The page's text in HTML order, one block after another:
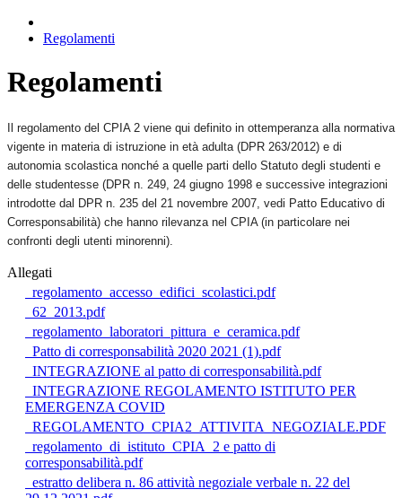
Regolamenti
Regolamenti
Il regolamento del CPIA 2 viene qui definito in ottemperanza alla normativa
vigente in materia di istruzione in età adulta (DPR 263/2012) e di
autonomia scolastica nonché a quelle parti dello Statuto degli studenti e
delle studentesse (DPR n. 249, 24 giugno 1998 e successive integrazioni
introdotte dal DPR n. 235 del 21 novembre 2007, vedi Patto Educativo di
Corresponsabilità) che hanno rilevanza nel CPIA (in particolare nei
confronti degli utenti minorenni).
Allegati
regolamento_accesso_edifici_scolastici.pdf
62_2013.pdf
regolamento_laboratori_pittura_e_ceramica.pdf
Patto di corresponsabilità 2020 2021 (1).pdf
INTEGRAZIONE al patto di corresponsabilità.pdf
INTEGRAZIONE REGOLAMENTO ISTITUTO PER
EMERGENZA COVID
REGOLAMENTO_CPIA2_ATTIVITA_NEGOZIALE.PDF
regolamento_di_istituto_CPIA_2 e patto di
corresponsabilità.pdf
estratto delibera n. 86 attività negoziale verbale n. 22 del